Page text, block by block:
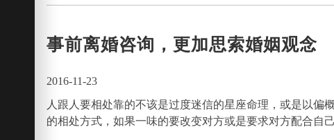
事前离婚咨询，更加思索婚姻观念
2016-11-23
人跟人要相处靠的不该是过度迷信的星座命理，或是以偏
的相处方式，如果一味的要改变对方或是要求对方配合自